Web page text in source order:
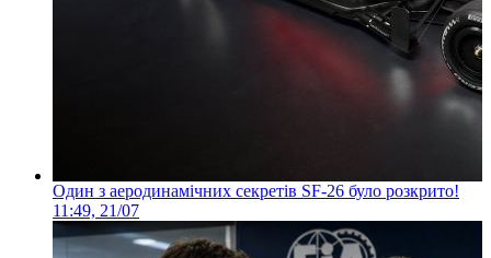
Один з аеродинамічних секретів SF-26 було розкрито!
11:49, 21/07